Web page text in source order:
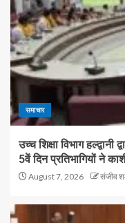
समाचार
उच्च शिक्षा विभाग
5वें दिन प्रतिभागियों ने
August 7, 2026 संजीव